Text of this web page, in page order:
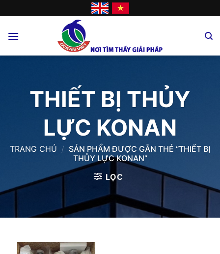
to
THIẾT BỊ THỦY
LỰC KONAN
TRANG CHỦ / SẢN PHẨM ĐƯỢC GẮN THẺ “THIẾT BỊ
THỦY LỰC KONAN”
LỌC